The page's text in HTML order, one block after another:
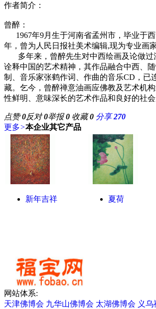
作者简介：
曾醉：
1967年9月生于河南省孟州市，毕业于西
年，曾为人民日报社美术编辑,现为专业画家
多年来，曾醉先生对中西绘画及论做过
诠释中国的艺术精神，其作品融合中西、
制、音乐家张鹤作词、作曲的音乐CD，已
藏。乞今，曾醉禅意油画应佛教及艺术机
性鲜明、意味深长的艺术作品和良好的社
点赞0反对0举报0 收藏0 分享270
更多>本企业其它产品
新年吉祥 夏荷
网站体系:
天津佛博会 九华山佛博会 太湖佛博会 义乌